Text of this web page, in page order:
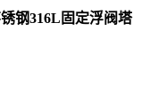
钢316L固定浮阀塔